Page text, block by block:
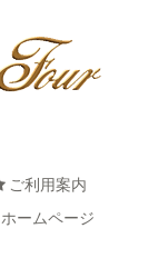
ご利用案内
ホームページ